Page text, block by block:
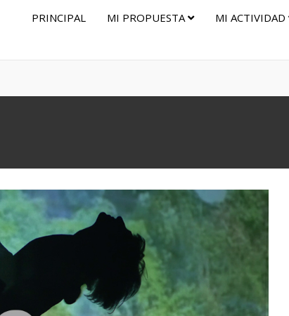
PRINCIPAL MI PROPUESTA MI ACTIVIDAD